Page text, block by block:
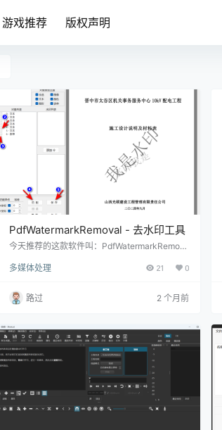
游戏推荐 版权声明
PdfWatermarkRemoval - 去水印工具
今天推荐的这款软件叫：PdfWatermarkRemov
F来说，这款软件去水印的步骤要简单得多。 使
或者表单，最后点【匹配】和【保存】即可。 看
看软妹录制的动图： 这类的水印去除比较简单，
稍微比较麻烦，需要我们一个个进行勾选： 我们
还可以一次性进行性选择多个水印位置…
多媒体处理 21 0
路过 2 个月前